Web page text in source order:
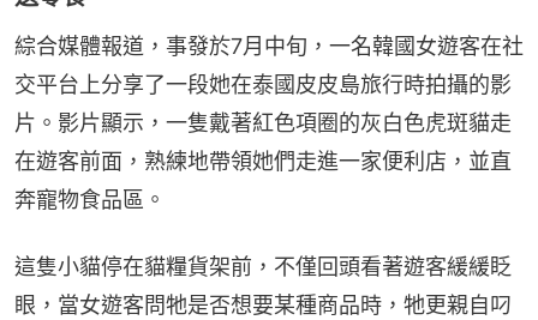
綜合媒體報道，事發於7月中旬，一名韓國女遊客在社
交平台上分享了一段她在泰國皮皮島旅行時拍攝的影
片。影片顯示，一隻戴著紅色項圈的灰白色虎斑貓走
在遊客前面，熟練地帶領她們走進一家便利店，並直
奔寵物食品區。
這隻小貓停在貓糧貨架前，不僅回頭看著遊客緩緩眨
眼，當女遊客問牠是否想要某種商品時，牠更親自叼